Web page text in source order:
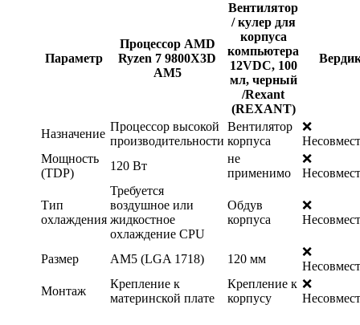
Параметр
Процессор AMD
Ryzen 7 9800X3D
AM5
Вентилятор
/ кулер для
корпуса
компьютера
12VDC, 100
мл, черный
/Rexant
(REXANT)
Назначение
Процессор высокой
производительности
Вентилятор
корпуса
❌
Мощность
(TDP)
120 Вт
не
применимо
❌
Тип
охлаждения
Требуется
воздушное или
жидкостное
охлаждение CPU
Обдув
корпуса
❌
Размер AM5 (LGA 1718) 120 мм
❌
Монтаж
Крепление к
материнской плате
Крепление к
корпусу
❌